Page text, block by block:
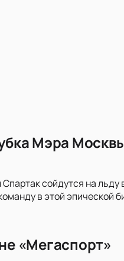
Мэра
сойдутся на льду
в этой эпической
«Мегаспорт»